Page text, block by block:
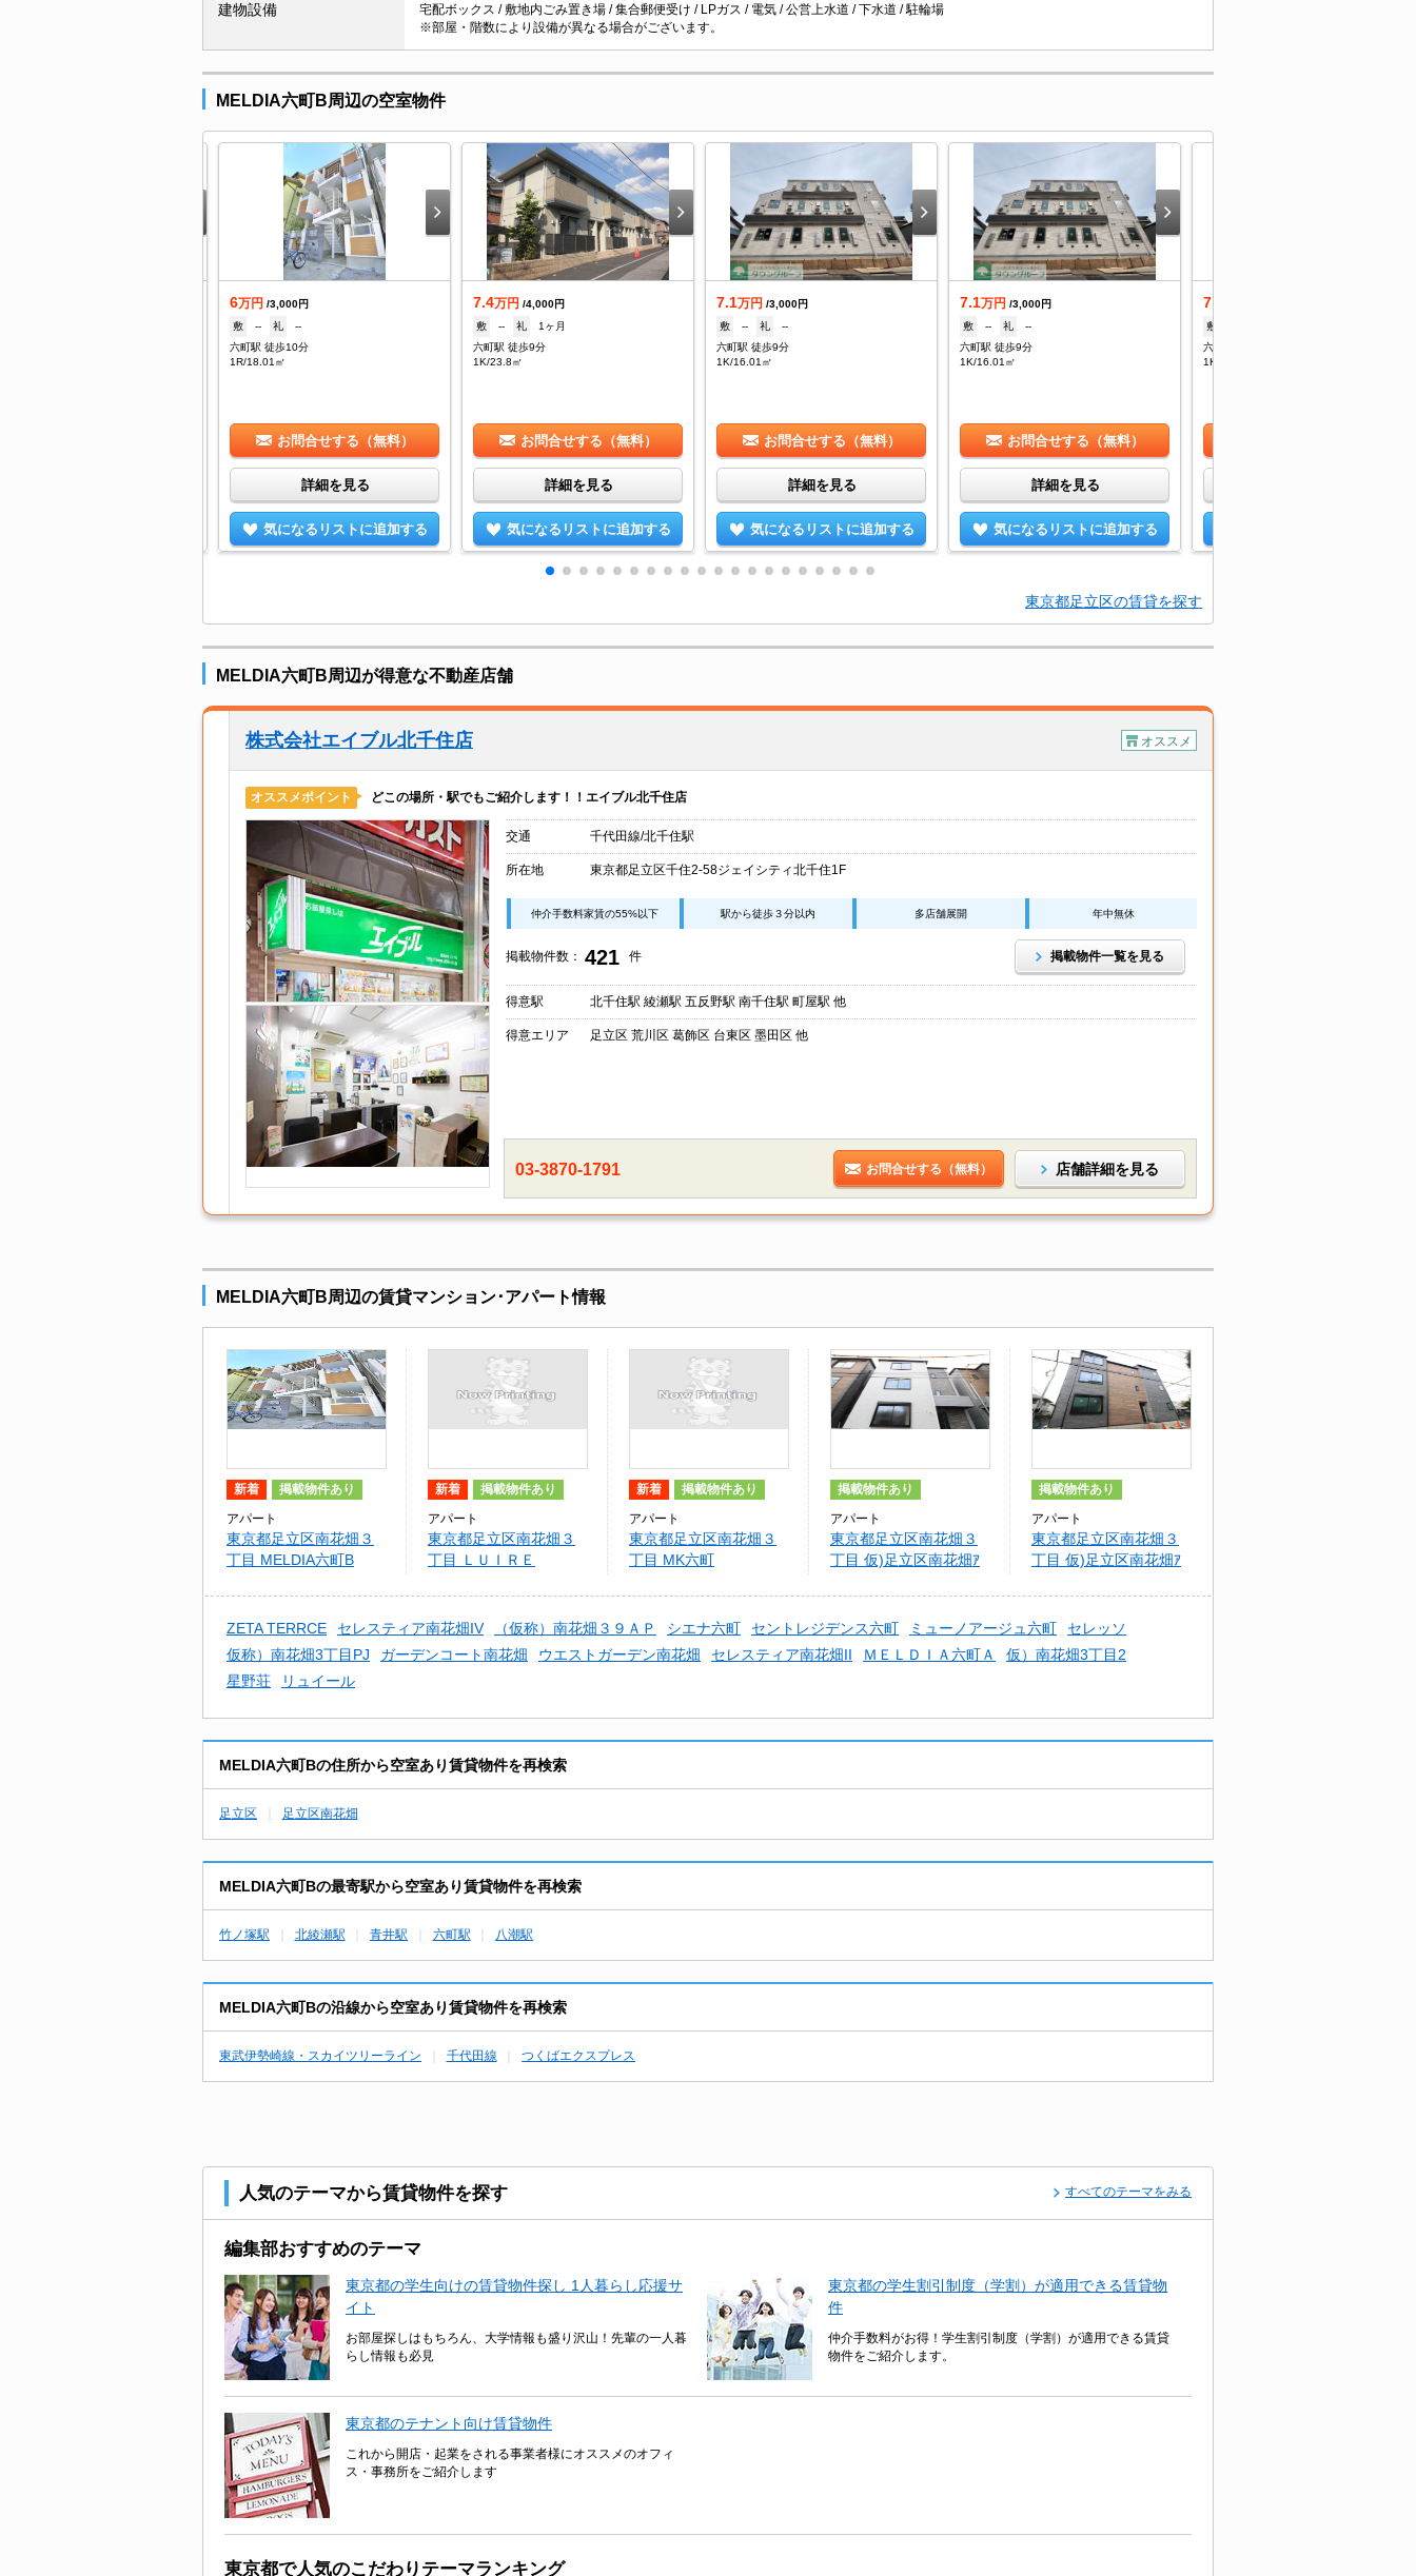
建物設備
宅配ボックス / 敷地内ごみ置き場 / 集合郵便受け / LPガス / 電気 / 公営上水道 / 下水道 / 駐輪場
※部屋・階数により設備が異なる場合がございます。
MELDIA六町B周辺の空室物件
6万円 /3,000円
敷
-- 礼
--
六町駅 徒歩10分
1R/18.01㎡
お問合せする（無料）
詳細を見る
気になるリストに追加する
7.4万円 /4,000円
敷
-- 礼
1ヶ月
六町駅 徒歩9分
1K/23.8㎡
お問合せする（無料）
詳細を見る
気になるリストに追加する
7.1万円 /3,000円
敷
-- 礼
--
六町駅 徒歩9分
1K/16.01㎡
お問合せする（無料）
詳細を見る
気になるリストに追加する
7.1万円 /3,000円
敷
-- 礼
--
六町駅 徒歩9分
1K/16.01㎡
お問合せする（無料）
詳細を見る
気になるリストに追加する
7.1
敷
六町駅 徒歩9分
1K/16.01㎡
東京都足立区の賃貸を探す
MELDIA六町B周辺が得意な不動産店舗
株式会社エイブル北千住店 オススメ
オススメポイント どこの場所・駅でもご紹介します！！エイブル北千住店
交通 千代田線/北千住駅
所在地 東京都足立区千住2-58ジェイシティ北千住1F
仲介手数料家賃の55%以下 駅から徒歩３分以内 多店舗展開 年中無休
掲載物件数： 421 件 掲載物件一覧を見る
得意駅 北千住駅 綾瀬駅 五反野駅 南千住駅 町屋駅 他
得意エリア 足立区 荒川区 葛飾区 台東区 墨田区 他
03-3870-1791 お問合せする（無料） 店舗詳細を見る
MELDIA六町B周辺の賃貸マンション･アパート情報
新着 掲載物件あり
アパート
東京都足立区南花畑３
丁目 MELDIA六町B
新着 掲載物件あり
アパート
東京都足立区南花畑３
丁目 ＬＵＩＲＥ
新着 掲載物件あり
アパート
東京都足立区南花畑３
丁目 MK六町
掲載物件あり
アパート
東京都足立区南花畑３
丁目 仮)足立区南花畑ｱ
掲載物件あり
アパート
東京都足立区南花畑３
丁目 仮)足立区南花畑ｱ
ZETA TERRCE セレスティア南花畑IV （仮称）南花畑３９ＡＰ シエナ六町 セントレジデンス六町 ミューノアージュ六町
セレッソ
仮称）南花畑3丁目PJ
ガーデンコート南花畑 ウエストガーデン南花畑 セレスティア南花畑II ＭＥＬＤＩＡ六町Ａ
仮）南花畑3丁目2
星野荘
リュイール
MELDIA六町Bの住所から空室あり賃貸物件を再検索
足立区 足立区南花畑
MELDIA六町Bの最寄駅から空室あり賃貸物件を再検索
竹ノ塚駅 北綾瀬駅 青井駅 六町駅 八潮駅
MELDIA六町Bの沿線から空室あり賃貸物件を再検索
東武伊勢崎線・スカイツリーライン 千代田線 つくばエクスプレス
人気のテーマから賃貸物件を探す すべてのテーマをみる
編集部おすすめのテーマ
東京都の学生向けの賃貸物件探し 1人暮らし応援サ
イト
お部屋探しはもちろん、大学情報も盛り沢山！先輩の一人暮
らし情報も必見
東京都の学生割引制度（学割）が適用できる賃貸物
件
仲介手数料がお得！学生割引制度（学割）が適用できる賃貸
物件をご紹介します。
東京都のテナント向け賃貸物件
これから開店・起業をされる事業者様にオススメのオフィ
ス・事務所をご紹介します
東京都で人気のこだわりテーマランキング